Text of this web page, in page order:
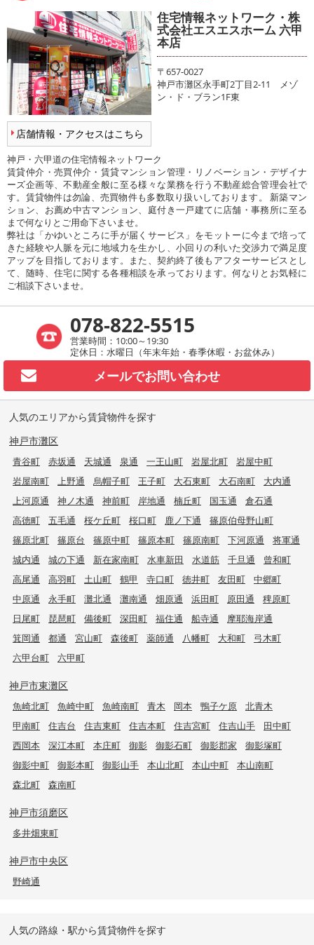
店舗情報・アクセスはこちら
住宅情報ネットワーク・株
式会社エスエスホーム 六甲
本店
〒657-0027
神戸市灘区永手町2丁目2-11 メゾ
ン・ド・ブラン1F東
神戸・六甲道の住宅情報ネットワーク
賃貸仲介・売買仲介・賃貸マンション管理・リノベーション・デザイナ
ーズ企画等、不動産全般に至る様々な業務を行う不動産総合管理会社で
す。賃貸物件は勿論、売買物件も多数取り扱いしております。 新築マン
ション、お薦め中古マンション、庭付き一戸建てに店舗・事務所に至る
まで何なりとご用命下さいませ。
弊社は「かゆいところに手が届くサービス」をモットーに今まで培って
きた経験や人脈を元に地域力を生かし、小回りの利いた交渉力で満足度
アップを目指しております。また、契約終了後もアフターサービスとし
て、随時、住宅に関する各種相談を承っております。何なりとお気軽に
ご相談下さいませ。
078-822-5515
営業時間：10:00～19:30
定休日：水曜日（年末年始・春季休暇・お盆休み）
メールでお問い合わせ
人気のエリアから賃貸物件を探す
神戸市灘区
青谷町 赤坂通 天城通 泉通 一王山町 岩屋北町
岩屋中町
岩屋南町
上野通 烏帽子町 王子町 大石東町 大石南町
大内通
上河原通
神ノ木通 神前町 岸地通 楠丘町 国玉通
倉石通
高徳町
五毛通 桜ケ丘町 桜口町 鹿ノ下通
篠原伯母野山町
篠原北町
篠原台 篠原中町 篠原本町 篠原南町 下河原通
将軍通
城内通
城の下通 新在家南町 水車新田 水道筋 千旦通
曾和町
高尾通
高羽町 土山町 鶴甲 寺口町 徳井町 友田町
中郷町
中原通
永手町 灘北通 灘南通 畑原通 浜田町 原田通
稗原町
日尾町
琵琶町 備後町 深田町 福住通 船寺通
摩耶海岸通
箕岡通
都通 宮山町 森後町 薬師通 八幡町 大和町
弓木町
六甲台町
六甲町
神戸市東灘区
魚崎北町 魚崎中町 魚崎南町 青木 岡本 鴨子ケ原
北青木
甲南町
住吉台 住吉東町 住吉本町 住吉宮町 住吉山手
田中町
西岡本
深江本町 本庄町 御影 御影石町 御影郡家
御影塚町
御影中町
御影本町 御影山手 本山北町 本山中町
本山南町
森北町
森南町
神戸市須磨区
多井畑東町
神戸市中央区
野崎通
人気の路線・駅から賃貸物件を探す